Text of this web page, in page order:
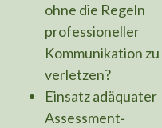
ohne die Regeln
professioneller
Kommunikation zu
verletzen?
Einsatz adäquater
Assessment‐